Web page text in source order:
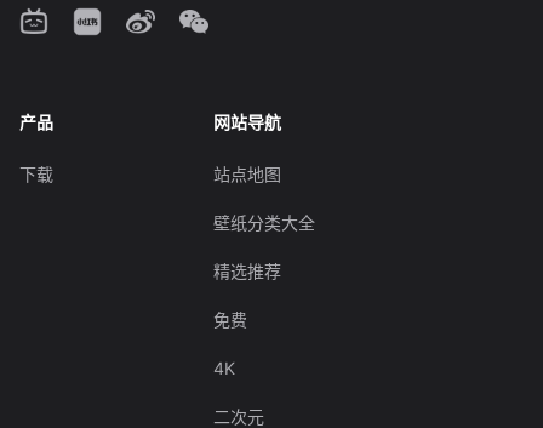
产品
下载
网站导航
站点地图
壁纸分类大全
精选推荐
免费
4K
二次元